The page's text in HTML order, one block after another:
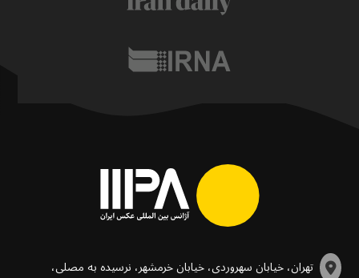
تهران، خیابان سهروردی، خیابان خرمشهر، نرسیده به مصلی،